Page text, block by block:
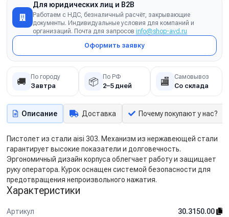
Для юридических лиц и B2B
Работаем с НДС, безналичный расчёт, закрывающие
документы. Индивидуальные условия для компаний и
организаций. Почта для запросов info@shop-avd.ru
Оформить заявку
🚚 По городу
Завтра 📦 По РФ
2–5 дней 🏬 Самовывоз
Со склада
Описание Доставка Почему покупают у нас?
Пистолет из стали aisi 303. Механизм из нержавеющей стали
гарантирует высокие показатели и долговечность.
Эргономичный дизайн корпуса облегчает работу и защищает
руку оператора. Курок оснащен системой безопасности для
предотвращения непроизвольного нажатия.
Характеристики
Артикул
30.3150.00